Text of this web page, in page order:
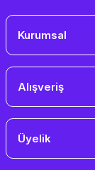
Kurumsal
Alışveriş
Üyelik